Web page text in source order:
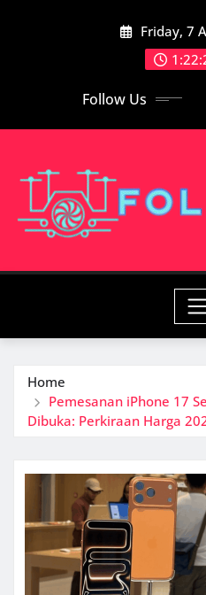
Friday, 7
Follow Us
Home
Pemesanan iPhone 17
Dibuka: Perkiraan Harga